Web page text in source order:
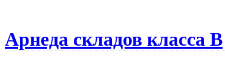
Арнеда складов класса B